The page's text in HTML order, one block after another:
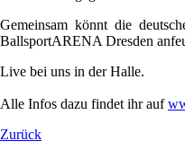
Gemeinsam könnt die
BallsportARENA Dresden
Live bei uns in der Halle.
Alle Infos dazu findet ihr auf
Zurück